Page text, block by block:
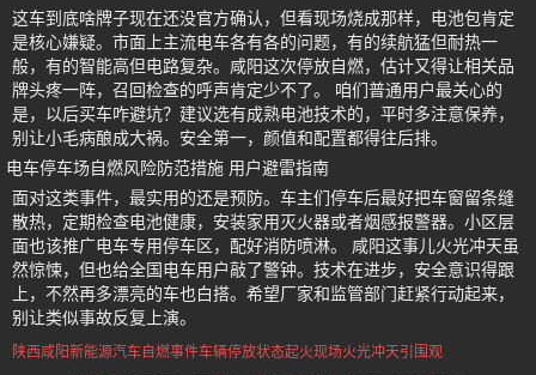
这车到底啥牌子现在还没官方确认，但看现场烧成那样，电池包肯定
是核心嫌疑。市面上主流电车各有各的问题，有的续航猛但耐热一
般，有的智能高但电路复杂。咸阳这次停放自燃，估计又得让相关品
牌头疼一阵，召回检查的呼声肯定少不了。 咱们普通用户最关心的
是，以后买车咋避坑？建议选有成熟电池技术的，平时多注意保养，
别让小毛病酿成大祸。安全第一，颜值和配置都得往后排。
电车停车场自燃风险防范措施 用户避雷指南
面对这类事件，最实用的还是预防。车主们停车后最好把车窗留条缝
散热，定期检查电池健康，安装家用灭火器或者烟感报警器。小区层
面也该推广电车专用停车区，配好消防喷淋。 咸阳这事儿火光冲天虽
然惊悚，但也给全国电车用户敲了警钟。技术在进步，安全意识得跟
上，不然再多漂亮的车也白搭。希望厂家和监管部门赶紧行动起来，
别让类似事故反复上演。
陕西咸阳新能源汽车自燃事件车辆停放状态起火现场火光冲天引围观